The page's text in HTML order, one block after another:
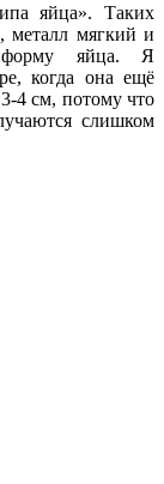
яйца». Таких
мягкий и
форму яйца. Я
когда она ещё
4 см, потому что
слишком